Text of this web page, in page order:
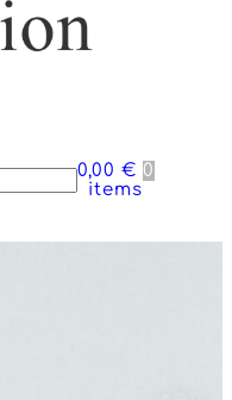
0,00 € 0
items